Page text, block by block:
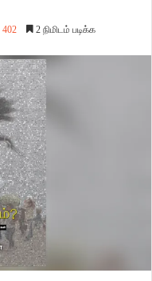
402 2 நிமிடம் படிக்க